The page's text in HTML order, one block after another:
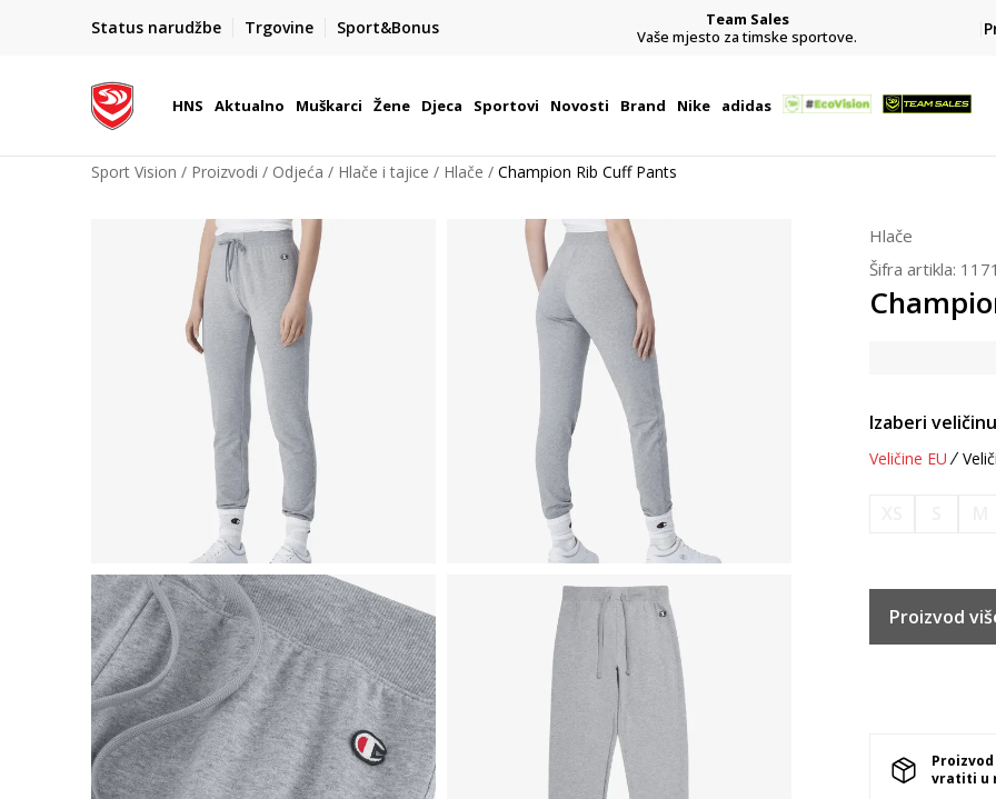
Status narudžbe Trgovine Sport&Bonus
BOX NOW
Dostava 1,50 €
| Više od 800 paketomata u Hrvatskoj
Team Sales
Vaše mjesto za timske sportove.
HNS Aktualno Muškarci Žene Djeca Sportovi Novosti Brand Nike adidas
Sport Vision Proizvodi Odjeća Hlače i tajice Hlače Champion Rib Cuff Pants
Hlače
Šifra artikla:
Izaberi
Veličine EU
Proizvod
vratiti u